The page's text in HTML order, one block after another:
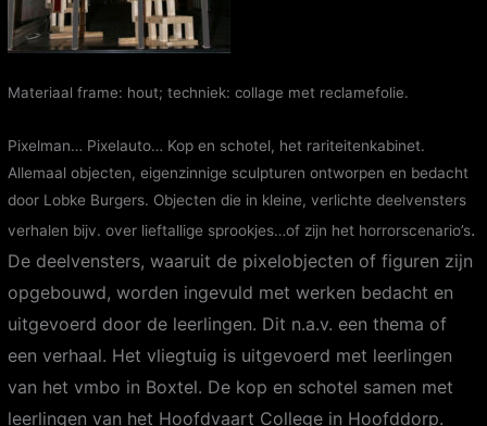
Materiaal frame: hout; techniek: collage met reclamefolie.
Pixelman… Pixelauto… Kop en schotel, het rariteitenkabinet.
Allemaal objecten, eigenzinnige sculpturen ontworpen en bedacht
door Lobke Burgers. Objecten die in kleine, verlichte deelvensters
verhalen bijv. over lieftallige sprookjes…of zijn het horrorscenario’s.
De deelvensters, waaruit de pixelobjecten of figuren zijn
opgebouwd, worden ingevuld met werken bedacht en
uitgevoerd door de leerlingen. Dit n.a.v. een thema of
een verhaal. Het vliegtuig is uitgevoerd met leerlingen
van het vmbo in Boxtel. De kop en schotel samen met
leerlingen van het Hoofdvaart College in Hoofddorp.